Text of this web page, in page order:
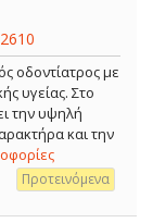
οδοντίατρος με
υγείας. Στο
την υψηλή
και την
Προτεινόμενα